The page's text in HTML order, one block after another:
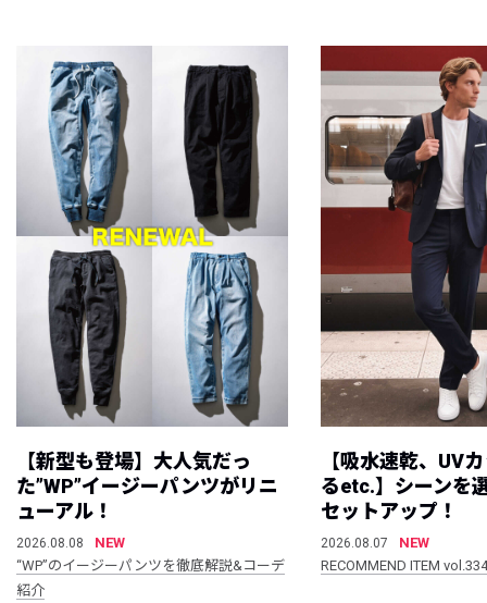
【新型も登場】大人気だっ
た”WP”イージーパンツがリニ
ューアル！
2026.08.08
NEW
“WP”のイージーパンツを徹底解説&コーデ
紹介
【吸水速乾、UV
るetc.】シーンを
セットアップ！
2026.08.07
NEW
RECOMMEND ITEM vol.334